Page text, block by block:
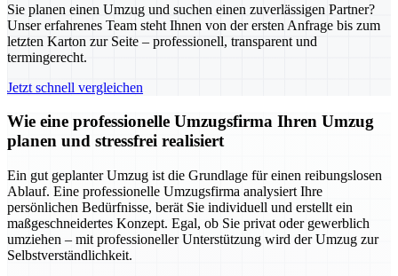
Sie planen einen Umzug und suchen einen zuverlässigen Partner?
Unser erfahrenes Team steht Ihnen von der ersten Anfrage bis zum
letzten Karton zur Seite – professionell, transparent und
termingerecht.
Jetzt schnell vergleichen
Wie eine professionelle Umzugsfirma Ihren Umzug
planen und stressfrei realisiert
Ein gut geplanter Umzug ist die Grundlage für einen reibungslosen
Ablauf. Eine professionelle Umzugsfirma analysiert Ihre
persönlichen Bedürfnisse, berät Sie individuell und erstellt ein
maßgeschneidertes Konzept. Egal, ob Sie privat oder gewerblich
umziehen – mit professioneller Unterstützung wird der Umzug zur
Selbstverständlichkeit.